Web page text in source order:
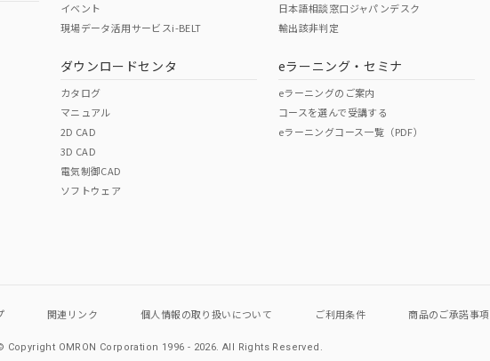
O
対応品が混在する可能性があります。
ください。
イベント
現場データ活用サービスi-BELT
ダウンロードセンタ
カタログ
マニュアル
2D CAD
3D CAD
電気制御CAD
ソフトウェア
日本語相談窓口ジャパンデスク
輸出該非判定
eラーニング・セミナ
eラーニングのご案内
コースを選んで受講する
eラーニングコース一覧（PDF）
関連リンク 個人情報の取り扱いについて ご利用条件 商品のご承諾事項
Copyright OMRON Corporation 1996 - 2026.All Rights Reserved.